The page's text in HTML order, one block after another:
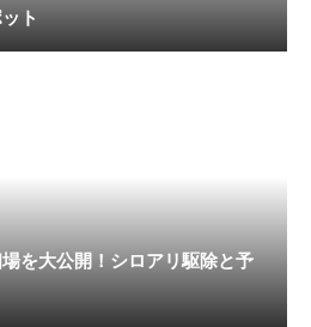
ト
を大公開！シロアリ駆除と予